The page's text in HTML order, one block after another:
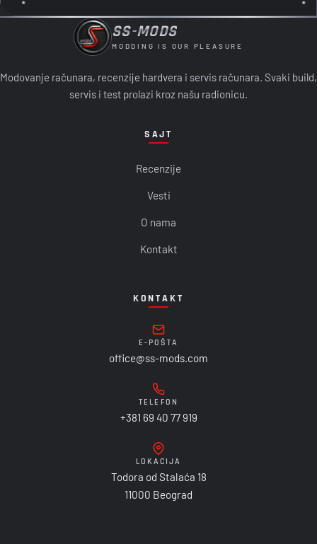
SS-MODS
MODDING IS OUR PLEASURE
Modovanje računara, recenzije hardvera i servis računara. Svaki build,
servis i test prolazi kroz našu radionicu.
SAJT
Recenzije
Vesti
O nama
Kontakt
KONTAKT
E-POŠTA
office@ss-mods.com
TELEFON
+381 69 40 77 919
LOKACIJA
Todora od Stalaća 18
11000 Beograd